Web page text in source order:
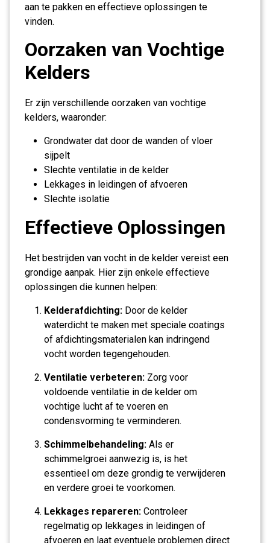
aan te pakken en effectieve oplossingen te
vinden.
Oorzaken van Vochtige
Kelders
Er zijn verschillende oorzaken van vochtige
kelders, waaronder:
Grondwater dat door de wanden of vloer
sijpelt
Slechte ventilatie in de kelder
Lekkages in leidingen of afvoeren
Slechte isolatie
Effectieve Oplossingen
Het bestrijden van vocht in de kelder vereist een
grondige aanpak. Hier zijn enkele effectieve
oplossingen die kunnen helpen:
Kelderafdichting: Door de kelder
waterdicht te maken met speciale coatings
of afdichtingsmaterialen kan indringend
vocht worden tegengehouden.
Ventilatie verbeteren: Zorg voor
voldoende ventilatie in de kelder om
vochtige lucht af te voeren en
condensvorming te verminderen.
Schimmelbehandeling: Als er
schimmelgroei aanwezig is, is het
essentieel om deze grondig te verwijderen
en verdere groei te voorkomen.
Lekkages repareren: Controleer
regelmatig op lekkages in leidingen of
afvoeren en laat eventuele problemen direct